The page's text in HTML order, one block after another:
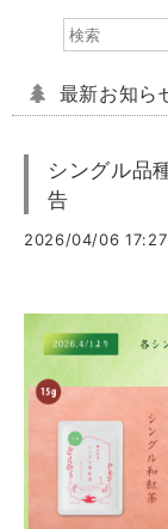
最新お知ら
シングル品
告
2026/04/06 17:27